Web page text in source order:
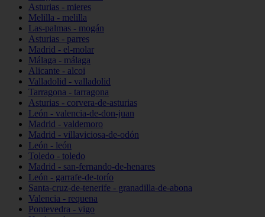
Asturias - mieres
Melilla - melilla
Las-palmas - mogán
Asturias - parres
Madrid - el-molar
Málaga - málaga
Alicante - alcoi
Valladolid - valladolid
Tarragona - tarragona
Asturias - corvera-de-asturias
León - valencia-de-don-juan
Madrid - valdemoro
Madrid - villaviciosa-de-odón
León - león
Toledo - toledo
Madrid - san-fernando-de-henares
León - garrafe-de-torío
Santa-cruz-de-tenerife - granadilla-de-abona
Valencia - requena
Pontevedra - vigo